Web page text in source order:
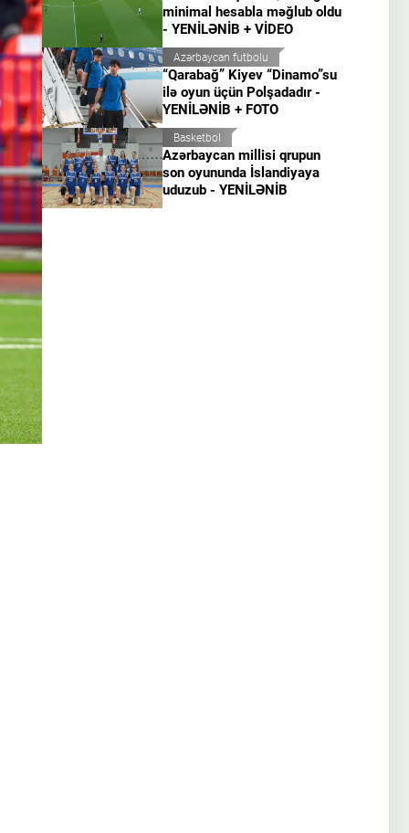
minimal hesabla məğlub oldu
- YENİLƏNİB + VİDEO
Azərbaycan futbolu
“Qarabağ” Kiyev “Dinamo”su
ilə oyun üçün Polşadadır -
YENİLƏNİB + FOTO
Basketbol
Azərbaycan millisi qrupun
son oyununda İslandiyaya
uduzub - YENİLƏNİB